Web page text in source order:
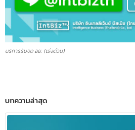
บริการรับจด อย. (เร่งด่วน)